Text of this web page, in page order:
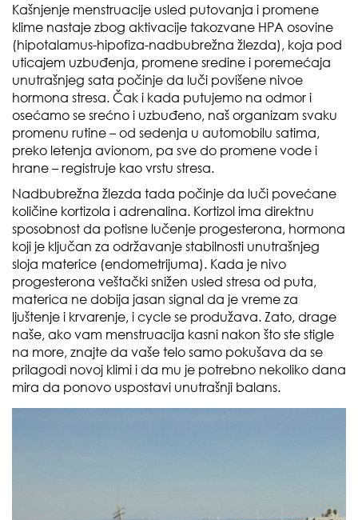
Kašnjenje menstruacije usled putovanja i promene
klime nastaje zbog aktivacije takozvane HPA osovine
(hipotalamus-hipofiza-nadbubrežna žlezda), koja pod
uticajem uzbuđenja, promene sredine i poremećaja
unutrašnjeg sata počinje da luči povišene nivoe
hormona stresa. Čak i kada putujemo na odmor i
osećamo se srećno i uzbuđeno, naš organizam svaku
promenu rutine – od sedenja u automobilu satima,
preko letenja avionom, pa sve do promene vode i
hrane – registruje kao vrstu stresa.
Nadbubrežna žlezda tada počinje da luči povećane
količine kortizola i adrenalina. Kortizol ima direktnu
sposobnost da potisne lučenje progesterona, hormona
koji je ključan za održavanje stabilnosti unutrašnjeg
sloja materice (endometrijuma). Kada je nivo
progesterona veštački snižen usled stresa od puta,
materica ne dobija jasan signal da je vreme za
ljuštenje i krvarenje, i cycle se produžava. Zato, drage
naše, ako vam menstruacija kasni nakon što ste stigle
na more, znajte da vaše telo samo pokušava da se
prilagodi novoj klimi i da mu je potrebno nekoliko dana
mira da ponovo uspostavi unutrašnji balans.